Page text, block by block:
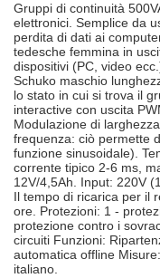
Gruppi di continuità
elettronici. Semplice da
perdita di dati ai
tedesche femmina in
dispositivi (PC, video
Schuko maschio
lo stato in cui si trova il
interactive con uscita
Modulazione di
frequenza: ciò permette
funzione sinusoidale).
corrente tipico 2-6 ms,
12V/4,5Ah. Input: 220V
Il tempo di ricarica per il
ore. Protezioni: 1 -
protezione contro i
circuiti Funzioni:
automatica offline
italiano.